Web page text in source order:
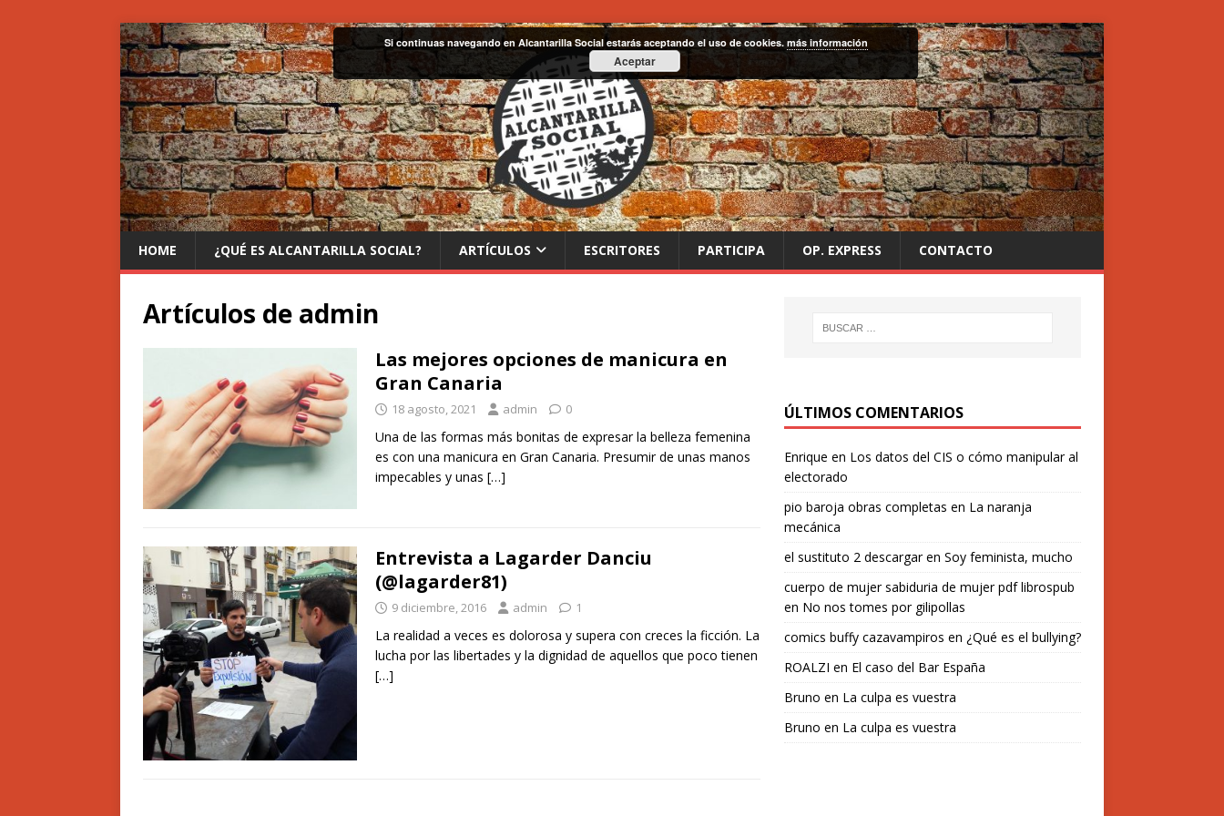
HOME ¿QUÉ ES ALCANTARILLA SOCIAL? ARTÍCULOS ESCRITORES PARTICIPA OP. EXPRESS CONTACTO
Artículos de admin
Las mejores opciones de manicura en
Gran Canaria
18 agosto, 2021 admin 0
Una de las formas más bonitas de expresar la belleza femenina
es con una manicura en Gran Canaria. Presumir de unas manos
impecables y unas […]
Entrevista a Lagarder Danciu
(@lagarder81)
9 diciembre, 2016 admin 1
La realidad a veces es dolorosa y supera con creces la ficción. La
lucha por las libertades y la dignidad de aquellos que poco tienen
[…]
ÚLTIMOS COMENTARIOS
Enrique en Los datos del CIS o cómo manipular al
electorado
pio baroja obras completas en La naranja
mecánica
el sustituto 2 descargaren Soy feminista, mucho
cuerpo de mujer sabiduria de mujer pdf librospub
en No nos tomes por gilipollas
comics buffy cazavampiros en ¿Qué es el bullying?
ROALZI en El caso del Bar España
Bruno en La culpa es vuestra
Bruno en La culpa es vuestra
Si continuas navegando en Alcantarilla Social estarás aceptando el uso de cookies. más información
Aceptar